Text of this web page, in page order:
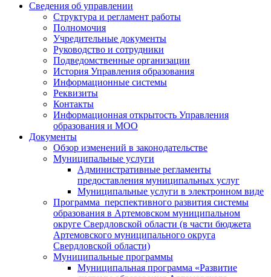
Сведения об управлении
Структура и регламент работы
Полномочия
Учредительные документы
Руководство и сотрудники
Подведомственные организации
История Управления образования
Информационные системы
Реквизиты
Контакты
Информационная открытость Управления
образования и МОО
Документы
Обзор изменений в законодательстве
Муниципальные услуги
Административные регламенты
предоставления муниципальных услуг
Муниципальные услуги в электронном виде
Программа перспективного развития системы
образования в Артемовском муниципальном
округе Свердловской области (в части бюджета
Артемовского муниципального округа
Свердловской области)
Муниципальные программы
Муниципальная программа «Развитие